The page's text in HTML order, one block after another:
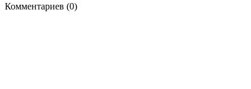
Комментариев (0)